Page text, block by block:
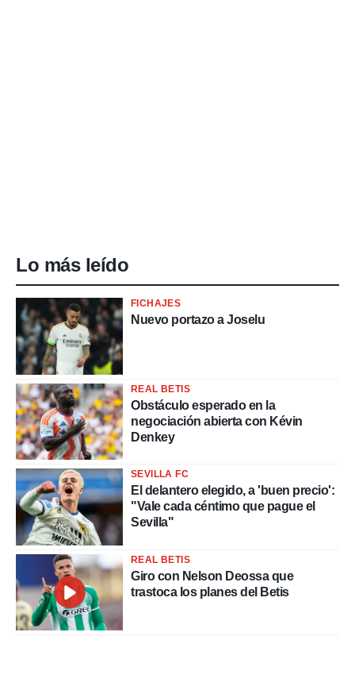
Lo más leído
FICHAJES
Nuevo portazo a Joselu
REAL BETIS
Obstáculo esperado en la
negociación abierta con Kévin
Denkey
SEVILLA FC
El delantero elegido, a 'buen precio':
"Vale cada céntimo que pague el
Sevilla"
REAL BETIS
Giro con Nelson Deossa que
trastoca los planes del Betis